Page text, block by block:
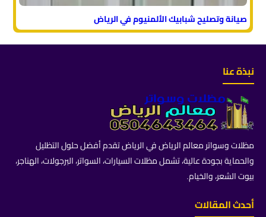
صيانة وتصليح شبابيك الألمنيوم في الرياض
نبذة عنا
مظلات وسواتر معالم الرياض في الرياض تقدم أفضل حلول التظليل
والحماية بجودة عالية، تشمل مظلات السيارات، السواتر، البرجولات، الهناجر،
بيوت الشعر، والخيام.
أحدث المقالات